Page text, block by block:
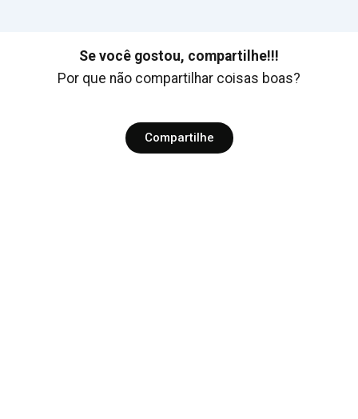
Se você gostou, compartilhe!!!
Por que não compartilhar coisas boas?
Compartilhe